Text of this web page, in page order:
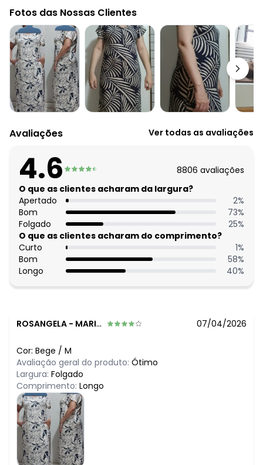
Modelagem: Solto
Modelo: Reto
Comprimento da manga: Curta
Comprimento: Longo
Decote frente: V
Decote costas: Aprofundado com tira
Tecido: Malha
Composição: 96% viscose 4% elastano
Fotos das Nossas Clientes
Avaliações Ver todas as avaliações
4.6 8806 avaliações
O que as clientes acharam da largura?
Apertado
2%
Bom
73%
Folgado
25%
O que as clientes acharam do comprimento?
Curto
1%
Bom
58%
Longo
40%
ROSANGELA - MARIANOPOLIS DO TOCANTINS - TO 07/04/2026
Cor: Bege / M
Avaliação geral do produto: Ótimo
Largura: Folgado
Comprimento: Longo